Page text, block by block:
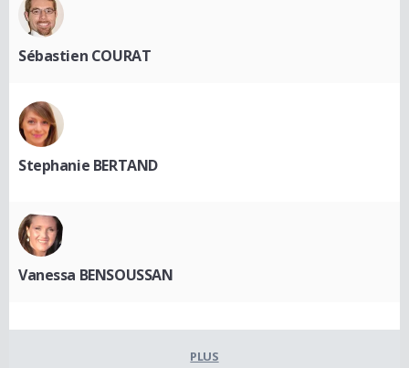
Sébastien COURAT
Stephanie BERTAND
Vanessa BENSOUSSAN
PLUS